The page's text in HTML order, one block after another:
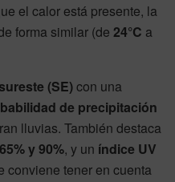
el calor está presente, la
forma similar (de 24°C a
(SE)con una
de precipitación
lluvias. También destaca
65% y 90%, y un índice UV
conviene tener en cuenta